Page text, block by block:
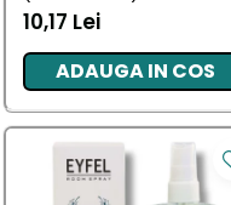
10,17 Lei
ADAUGA IN COS